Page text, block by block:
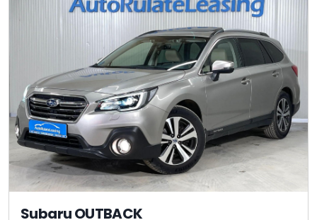
Subaru OUTBACK